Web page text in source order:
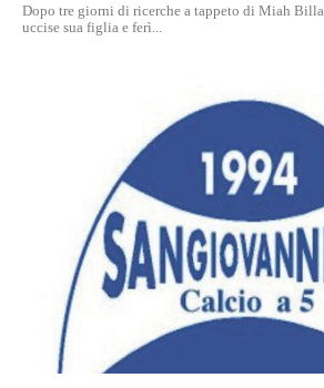
Dopo tre giorni di ricerche a tappeto di Miah
uccise sua figlia e ferì...